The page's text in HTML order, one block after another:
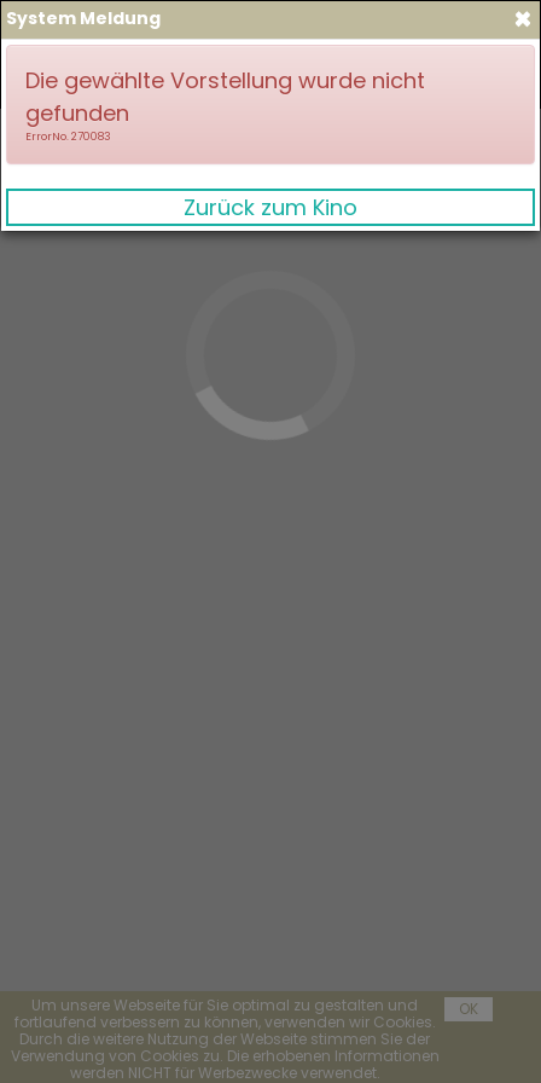
Um unsere Webseite für Sie optimal zu gestalten und
fortlaufend verbessern zu können, verwenden wir Cookies.
Durch die weitere Nutzung der Webseite stimmen Sie der
Verwendung von Cookies zu. Die erhobenen Informationen
werden NICHT für Werbezwecke verwendet.
OK
×
System Meldung
Die gewählte Vorstellung wurde nicht
gefunden
ErrorNo. 270083
Zurück zum Kino